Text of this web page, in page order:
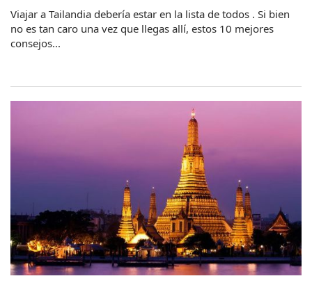
Viajar a Tailandia debería estar en la lista de todos . Si bien
no es tan caro una vez que llegas allí, estos 10 mejores
consejos...